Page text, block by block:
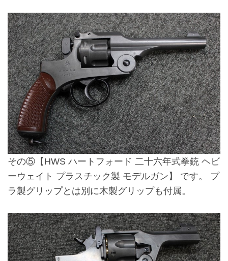
その⑤ 【HWS ハートフォード 二十六年式拳銃 ヘビ
ーウェイト プラスチック製 モデルガン】 です。 プ
ラ製グリップとは別に木製グリップも付属。